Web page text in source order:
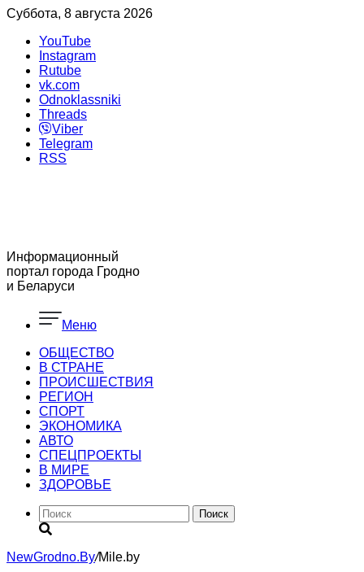
Суббота, 8 августа 2026
YouTube
Instagram
Rutube
vk.com
Odnoklassniki
Threads
Viber
Telegram
RSS
Информационный
портал города Гродно
и Беларуси
Меню
ОБЩЕСТВО
В СТРАНЕ
ПРОИСШЕСТВИЯ
РЕГИОН
CПОРТ
ЭКОНОМИКА
АВТО
СПЕЦПРОЕКТЫ
В МИРЕ
ЗДОРОВЬЕ
Поиск
NewGrodno.By/Mile.by